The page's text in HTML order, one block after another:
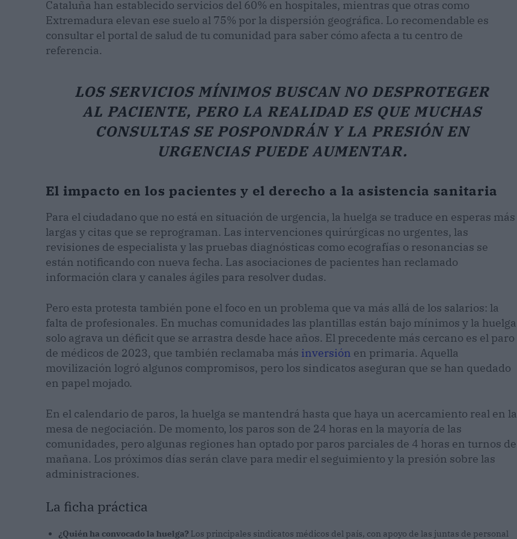
Cataluña han establecido servicios del 60% en hospitales, mientras que otras como
Extremadura elevan ese suelo al 75% por la dispersión geográfica. Lo recomendable es
consultar el portal de salud de tu comunidad para saber cómo afecta a tu centro de
referencia.
LOS SERVICIOS MÍNIMOS BUSCAN NO DESPROTEGER
AL PACIENTE, PERO LA REALIDAD ES QUE MUCHAS
CONSULTAS SE POSPONDRÁN Y LA PRESIÓN EN
URGENCIAS PUEDE AUMENTAR.
El impacto en los pacientes y el derecho a la asistencia sanitaria
Para el ciudadano que no está en situación de urgencia, la huelga se traduce en esperas más
largas y citas que se reprograman. Las intervenciones quirúrgicas no urgentes, las
revisiones de especialista y las pruebas diagnósticas como ecografías o resonancias se
están notificando con nueva fecha. Las asociaciones de pacientes han reclamado
información clara y canales ágiles para resolver dudas.
Pero esta protesta también pone el foco en un problema que va más allá de los salarios: la
falta de profesionales. En muchas comunidades las plantillas están bajo mínimos y la huelga
solo agrava un déficit que se arrastra desde hace años. El precedente más cercano es el paro
de médicos de 2023, que también reclamaba más inversión en primaria. Aquella
movilización logró algunos compromisos, pero los sindicatos aseguran que se han quedado
en papel mojado.
En el calendario de paros, la huelga se mantendrá hasta que haya un acercamiento real en la
mesa de negociación. De momento, los paros son de 24 horas en la mayoría de las
comunidades, pero algunas regiones han optado por paros parciales de 4 horas en turnos de
mañana. Los próximos días serán clave para medir el seguimiento y la presión sobre las
administraciones.
La ficha práctica
¿Quién ha convocado la huelga? Los principales sindicatos médicos del país, con apoyo de las juntas de personal